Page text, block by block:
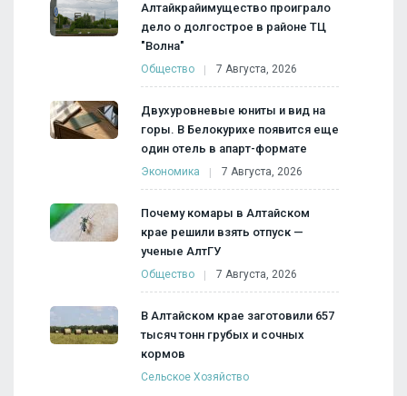
Алтайкрайимущество проиграло
дело о долгострое в районе ТЦ
"Волна"
Общество 7 Августа, 2026
Двухуровневые юниты и вид на
горы. В Белокурихе появится еще
один отель в апарт-формате
Экономика 7 Августа, 2026
Почему комары в Алтайском
крае решили взять отпуск —
ученые АлтГУ
Общество 7 Августа, 2026
В Алтайском крае заготовили 657
тысяч тонн грубых и сочных
кормов
Сельское Хозяйство